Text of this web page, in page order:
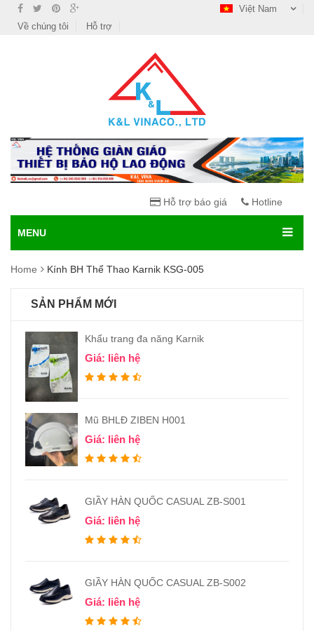
Việt Nam
Về chúng tôi
Hỗ trợ
Hỗ trợ báo giá Hotline
MENU
Home Kính BH Thể Thao Karnik KSG-005
SẢN PHẨM MỚI
Khẩu trang đa năng Karnik
Giá: liên hệ
Mũ BHLĐ ZIBEN H001
Giá: liên hệ
GIẦY HÀN QUỐC CASUAL ZB-S001
Giá: liên hệ
GIẦY HÀN QUỐC CASUAL ZB-S002
Giá: liên hệ